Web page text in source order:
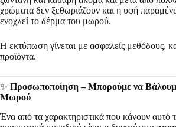
χρώματα δεν ξεθωριάζουν και η υφή
ενοχλεί το δέρμα του μωρού.
Η εκτύπωση γίνεται με ασφαλείς μεθόδους,
προϊόντα.
✨ Προσωποποίηση – Μπορούμε να
Μωρού
Ένα από τα χαρακτηριστικά που κάνουν αυτό